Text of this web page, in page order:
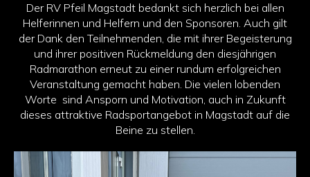
Der RV Pfeil Magstadt bedankt sich herzlich bei allen
Helferinnen und Helfern und den Sponsoren. Auch gilt
der Dank den Teilnehmenden, die mit ihrer Begeisterung
und ihrer positiven Rückmeldung den diesjährigen
Radmarathon erneut zu einer rundum erfolgreichen
Veranstaltung gemacht haben. Die vielen lobenden
Worte sind Ansporn und Motivation, auch in Zukunft
dieses attraktive Radsportangebot in Magstadt auf die
Beine zu stellen.